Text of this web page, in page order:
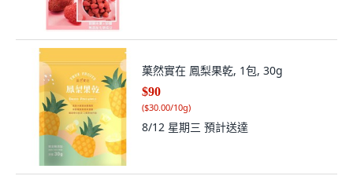
菓然實在 鳳梨果乾, 1包, 30g
$90
($30.00/10g)
8/12 星期三 預計送達